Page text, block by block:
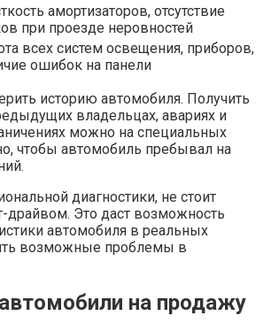
амортизаторов, отсутствие
при проезде неровностей
всех систем освещения, приборов,
ошибок на панели
историю автомобиля. Получить
владельцах, авариях и
можно на специальных
чтобы автомобиль пребывал на
диагностики, не стоит
драйвом. Это даст возможность
автомобиля в реальных
возможные проблемы в
на продажу